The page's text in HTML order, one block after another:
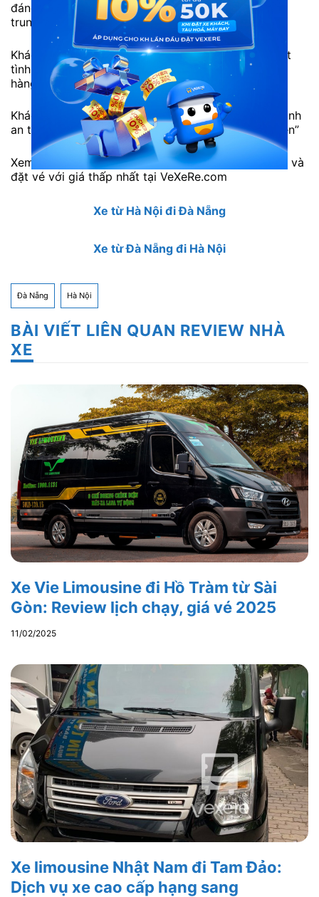
đáng yêu và chu đáo. Nhà xe đúng giờ. Văn phòng
trung tâm sạch đẹp. Phục vụ tốt.”
Khách hàng Hoa: “Rất tốt, phục vụ khách hàng nhiệt
tình. đội ngũ lái xe niềm nở, tổng đài tư vấn khách
hàng rõ ràng và nhiệt tình.”
Khách Hàng D.Ly: “Xe tận tình chu đáo, xe chạy nhanh
an toàn. tôi thấy rất an tâm. sẽ ủng hộ thường xuyên”
Xem thêm thông tin các hãng xe cùng tuyến đường và
đặt vé với giá thấp nhất tại VeXeRe.com
Xe từ Hà Nội đi Đà Nẵng
Xe từ Đà Nẵng đi Hà Nội
Đà Nẵng Hà Nội
BÀI VIẾT LIÊN QUAN REVIEW NHÀ
XE
Xe Vie Limousine đi Hồ Tràm từ Sài
Gòn: Review lịch chạy, giá vé 2025
11/02/2025
Xe limousine Nhật Nam đi Tam Đảo:
Dịch vụ xe cao cấp hạng sang